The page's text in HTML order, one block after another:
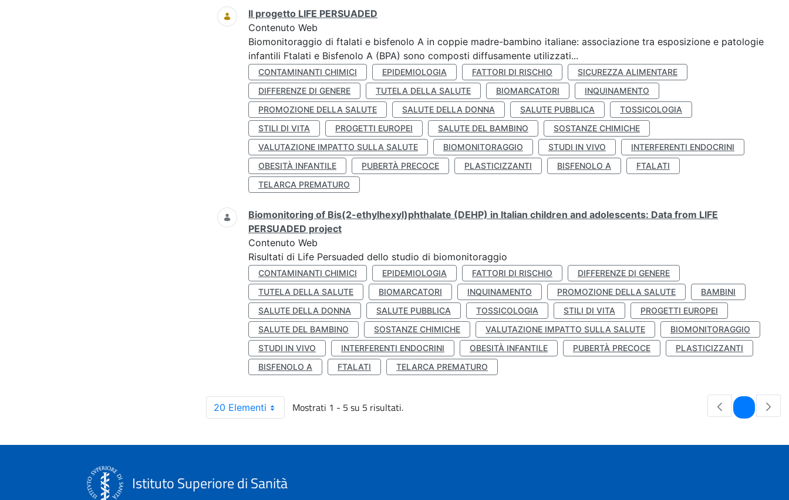
Il progetto LIFE PERSUADED
Contenuto Web
Biomonitoraggio di ftalati e bisfenolo A in coppie madre-bambino italiane: associazione tra esposizione e patologie
infantili Ftalati e Bisfenolo A (BPA) sono composti diffusamente utilizzati...
CONTAMINANTI CHIMICI EPIDEMIOLOGIA FATTORI DI RISCHIO
SICUREZZA ALIMENTARE
DIFFERENZE DI GENERE
TUTELA DELLA SALUTE BIOMARCATORI
INQUINAMENTO
PROMOZIONE DELLA SALUTE
SALUTE DELLA DONNA SALUTE PUBBLICA
TOSSICOLOGIA
STILI DI VITA
PROGETTI EUROPEI SALUTE DEL BAMBINO
SOSTANZE CHIMICHE
VALUTAZIONE IMPATTO SULLA SALUTE
BIOMONITORAGGIO STUDI IN VIVO
INTERFERENTI ENDOCRINI
OBESITÀ INFANTILE
PUBERTÀ PRECOCE PLASTICIZZANTI BISFENOLO A
FTALATI
TELARCA PREMATURO
Biomonitoring of Bis(2-ethylhexyl)phthalate (DEHP) in Italian children and adolescents: Data from LIFE
PERSUADED project
Contenuto Web
Risultati di Life Persuaded dello studio di biomonitoraggio
CONTAMINANTI CHIMICI EPIDEMIOLOGIA FATTORI DI RISCHIO
DIFFERENZE DI GENERE
TUTELA DELLA SALUTE
BIOMARCATORI INQUINAMENTO PROMOZIONE DELLA SALUTE
BAMBINI
SALUTE DELLA DONNA
SALUTE PUBBLICA TOSSICOLOGIA STILI DI VITA
PROGETTI EUROPEI
SALUTE DEL BAMBINO
SOSTANZE CHIMICHE VALUTAZIONE IMPATTO SULLA SALUTE
BIOMONITORAGGIO
STUDI IN VIVO
INTERFERENTI ENDOCRINI OBESITÀ INFANTILE PUBERTÀ PRECOCE
PLASTICIZZANTI
BISFENOLO A
FTALATI TELARCA PREMATURO
20 Elementi Mostrati 1 - 5 su 5 risultati. Pagina
Istituto Superiore di Sanità